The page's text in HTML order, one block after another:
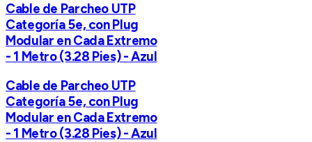
Cable de Parcheo UTP
Categoría 5e, con Plug
Modular en Cada Extremo
- 1 Metro (3.28 Pies) - Azul
Cable de Parcheo UTP
Categoría 5e, con Plug
Modular en Cada Extremo
- 1 Metro (3.28 Pies) - Azul